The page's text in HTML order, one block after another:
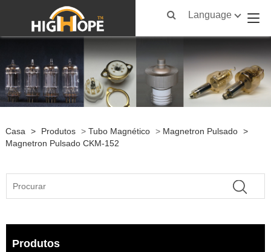
Language
Casa > Produtos > Tubo Magnético > Magnetron Pulsado >
Magnetron Pulsado CKM-152
Produtos